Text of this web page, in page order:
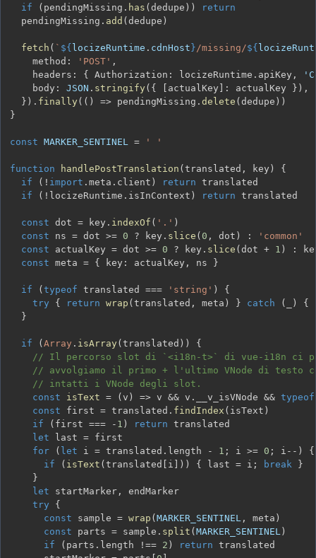
if
( pendingMissing . has ( dedupe ) )
return
  pendingMissing
. add ( dedupe )
fetch ( ` ${ locizeRuntime . cdnHost } /missing/${
    method
: 'POST' ,
    headers
: { Authorization : locizeRuntime . apiKey ,
    body
: JSON . stringify ( { actualKey : actualKey } ) ,
} ) . finally ( ( ) => pendingMissing . delete ( dedupe ) )
}
const MARKER_SENTINEL = '￼'
function handlePostTranslation ( translated , key )
{
if
( ! import . meta . client ) return
if
( ! locizeRuntime . isInContext ) return
const dot = key . indexOf ( '.' )
const ns = dot >= 0 ? key . slice ( 0 , dot ) :
'common'
const actualKey = dot >= 0 ? key . slice ( dot + 1 )
:
const meta = { key : actualKey , ns }
if ( typeof translated === 'string' )
{
try
{ return wrap ( translated , meta ) } catch ( ) {
}
if ( Array . isArray ( translated ) )
{
// Il percorso slot di `<i18n-t>` di vue-i18n ci
// avvolgiamo il primo + l'ultimo VNode di testo
// intatti i VNode degli slot.
const
isText = ( v ) => v && v . __v_isVNode && typeof
const first = translated . findIndex ( isText )
if
( first === - 1 ) return
let last =
for
( let i = translated . length - 1 ; i >= 0 ; i -- )
{
if
( isText ( translated i ) ) { last = i ; break
}
}
let startMarker ,
try
{
const sample = wrap ( MARKER_SENTINEL , meta )
const parts = sample . split ( MARKER_SENTINEL )
if
( parts . length !== 2 ) return